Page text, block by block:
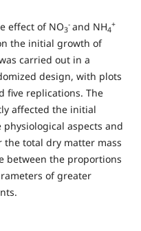
effect of NO3
- and NH4
+
the initial growth of
carried out in a
design, with plots
five replications. The
affected the initial
aspects and
the total dry matter mass
between the proportions
of greater